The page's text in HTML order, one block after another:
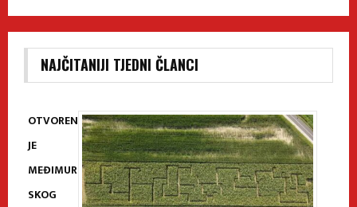
NAJČITANIJI TJEDNI ČLANCI
OTVOREN
JE
MEĐIMUR
SKOG